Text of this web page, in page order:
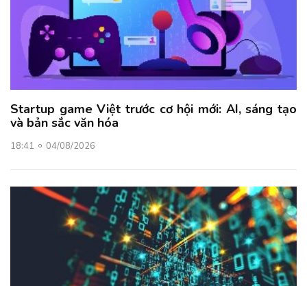
Startup game Việt trước cơ hội mới: AI, sáng tạo
và bản sắc văn hóa
18:41 04/08/2026